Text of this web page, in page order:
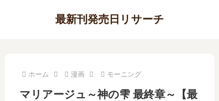
最新刊発売日リサーチ
ホーム 漫画 モーニング
マリアージュ～神の雫 最終章～【最